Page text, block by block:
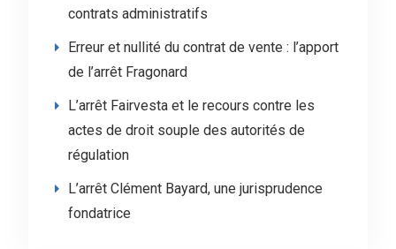
contrats administratifs
Erreur et nullité du contrat de vente : l’apport
de l’arrêt Fragonard
L’arrêt Fairvesta et le recours contre les
actes de droit souple des autorités de
régulation
L’arrêt Clément Bayard, une jurisprudence
fondatrice